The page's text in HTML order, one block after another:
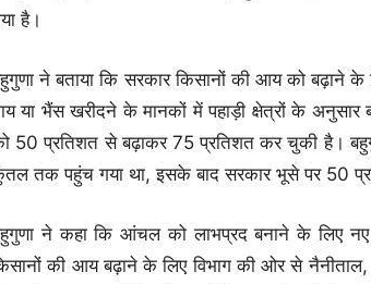
है।
ने बताया कि सरकार किसानों की आय को बढ़ाने
या भैंस खरीदने के मानकों में पहाड़ी क्षेत्रों के
50 प्रतिशत से बढ़ाकर 75 प्रतिशत कर चुकी है।
तक पहुंच गया था, इसके बाद सरकार भूसे पर 50
ने कहा कि आंचल को लाभप्रद बनाने के लिए
की आय बढ़ाने के लिए विभाग की ओर से नैनीताल,